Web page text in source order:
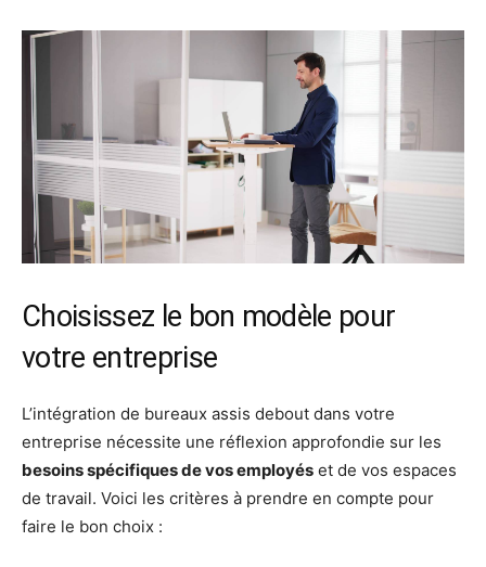
Choisissez le bon modèle pour
votre entreprise
L’intégration de bureaux assis debout dans votre
entreprise nécessite une réflexion approfondie sur les
besoins spécifiques de vos employés et de vos espaces
de travail. Voici les critères à prendre en compte pour
faire le bon choix :